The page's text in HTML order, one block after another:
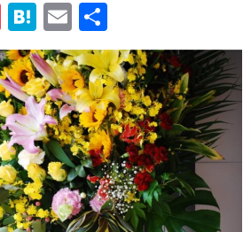
P
o
ck
et
H
at
e
n
a
E
m
ail
有